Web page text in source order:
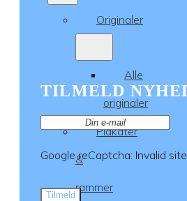
Originaler
Alle
originaler
Plakater
&
rammer
TILMELD
Google reCaptcha: Invalid
Tilmeld